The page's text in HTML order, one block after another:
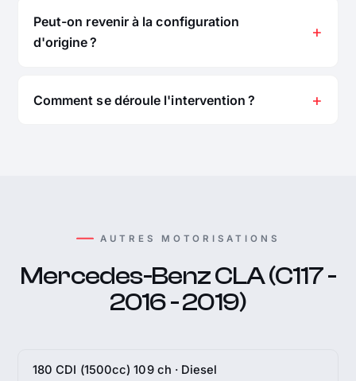
Peut-on revenir à la configuration
d'origine ?
Comment se déroule l'intervention ?
AUTRES MOTORISATIONS
Mercedes-Benz CLA (C117 -
2016 - 2019)
180 CDI (1500cc) 109 ch · Diesel